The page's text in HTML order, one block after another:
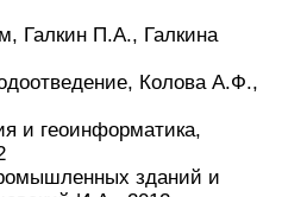
Галкин П.А., Галкина
Колова А.Ф.,
и геоинформатика,
зданий и